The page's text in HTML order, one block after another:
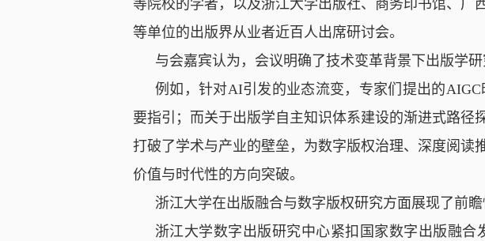
等院校的学者，以及浙江大学出版社、商务印书馆、
等单位的出版界从业者近百人出席研讨会。
与会嘉宾认为，会议明确了技术变革背景下出版学
例如 ， 针对AI引发的业态流变，专家们提出的AIGC
要指引；而关于出版学自主知识体系建设的渐进式路
打破了学术与产业的壁垒，为数字版权治理、深度阅
价值与时代性的方向突破。
浙江大学在出版融合与数字版权研究方面展现了前瞻
浙江大学数字出版研究中心紧扣国家数字出版融